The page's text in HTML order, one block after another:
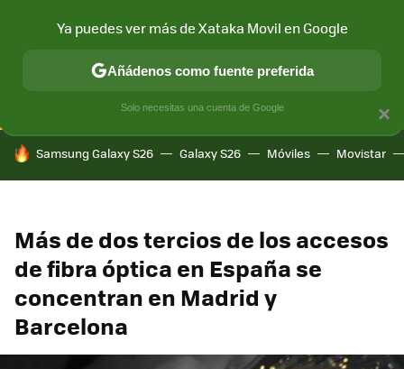
CONECTIVIDAD MÓVIL Y SOCIEDAD APLICACIONES
HOY SE HABLA DE
Samsung Galaxy S26 Galaxy S26 Móviles Movistar
Más de dos tercios de los accesos
de fibra óptica en España se
concentran en Madrid y
Barcelona
×
Ya puedes ver más de Xataka Movil en Google
Añádenos como fuente preferida
Solo necesitas una cuenta de Google